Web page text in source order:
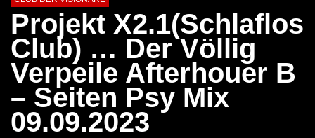
Projekt X2.1(Schlaflos
Club) … Der Völlig
Verpeile Afterhouer B
– Seiten Psy Mix
09.09.2023